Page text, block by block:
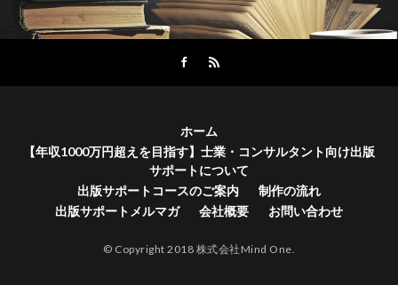
ホーム
【年収1000万円超えを目指す】士業・コンサルタント向け出版
サポートについて
出版サポートコースのご案内
制作の流れ
出版サポートメルマガ
会社概要 お問い合わせ
© Copyright 2018 株式会社Mind One.